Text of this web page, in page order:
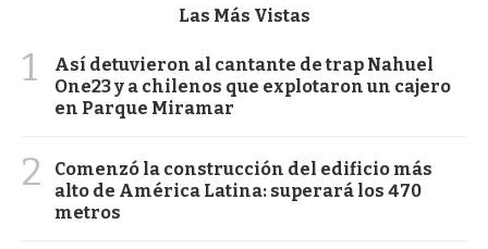
Las Más Vistas
1
Así detuvieron al cantante de trap Nahuel
One23 y a chilenos que explotaron un cajero
en Parque Miramar
2
Comenzó la construcción del edificio más
alto de América Latina: superará los 470
metros